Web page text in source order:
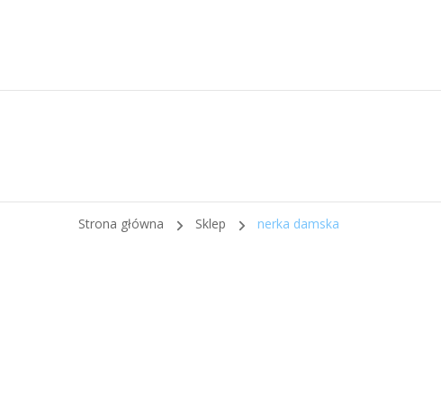
Strona główna Sklep nerka damska